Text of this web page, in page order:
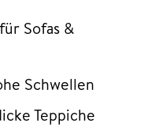
Sofas &
Schwellen
Teppiche